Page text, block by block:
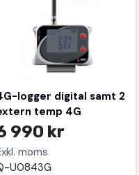
logger digital samt 2
temp 4G
990 kr
moms
U0843G